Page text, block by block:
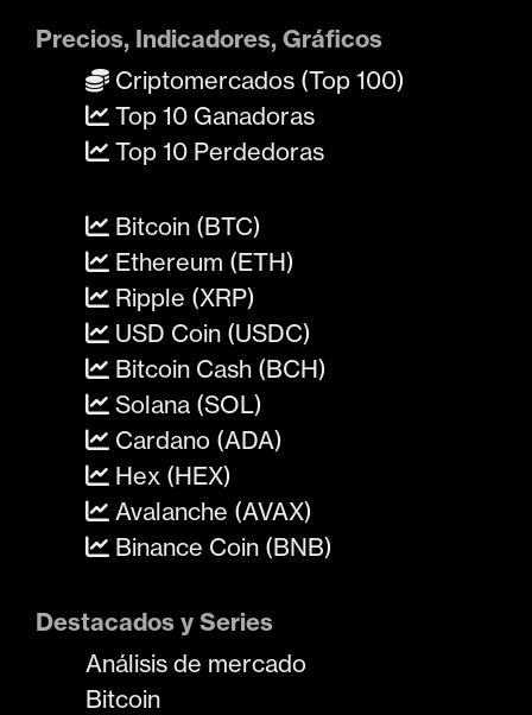
Precios, Indicadores, Gráficos
Criptomercados (Top 100)
Top 10 Ganadoras
Top 10 Perdedoras
Bitcoin (BTC)
Ethereum (ETH)
Ripple (XRP)
USD Coin (USDC)
Bitcoin Cash (BCH)
Solana (SOL)
Cardano (ADA)
Hex (HEX)
Avalanche (AVAX)
Binance Coin (BNB)
Destacados y Series
Análisis de mercado
Bitcoin